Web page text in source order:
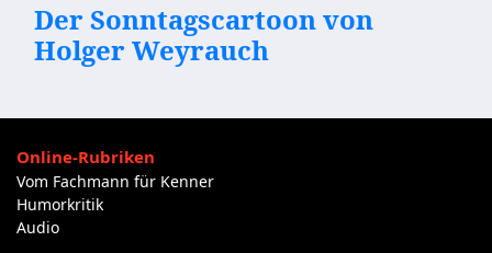
Der Sonntagscartoon von
Holger Weyrauch
Online-Rubriken
Vom Fachmann für Kenner
Humorkritik
Audio